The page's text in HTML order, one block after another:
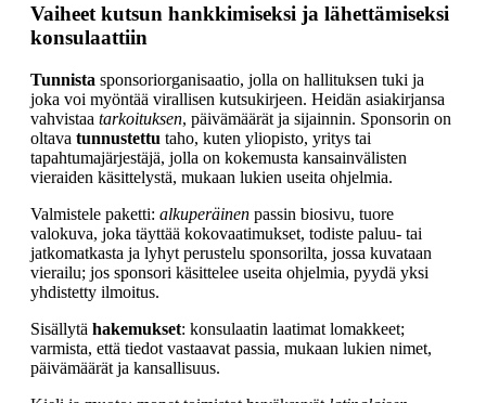
Vaiheet kutsun hankkimiseksi ja lähettämiseksi
konsulaattiin
Tunnista sponsoriorganisaatio, jolla on hallituksen tuki ja
joka voi myöntää virallisen kutsukirjeen. Heidän asiakirjansa
vahvistaa tarkoituksen, päivämäärät ja sijainnin. Sponsorin on
oltava tunnustettu taho, kuten yliopisto, yritys tai
tapahtumajärjestäjä, jolla on kokemusta kansainvälisten
vieraiden käsittelystä, mukaan lukien useita ohjelmia.
Valmistele paketti: alkuperäinen passin biosivu, tuore
valokuva, joka täyttää kokovaatimukset, todiste paluu- tai
jatkomatkasta ja lyhyt perustelu sponsorilta, jossa kuvataan
vierailu; jos sponsori käsittelee useita ohjelmia, pyydä yksi
yhdistetty ilmoitus.
Sisällytä hakemukset: konsulaatin laatimat lomakkeet;
varmista, että tiedot vastaavat passia, mukaan lukien nimet,
päivämäärät ja kansallisuus.